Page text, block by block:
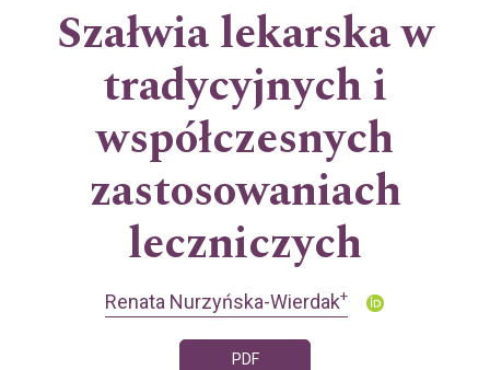
Szałwia lekarska w
tradycyjnych i
współczesnych
zastosowaniach
leczniczych
Renata Nurzyńska-Wierdak+
PDF